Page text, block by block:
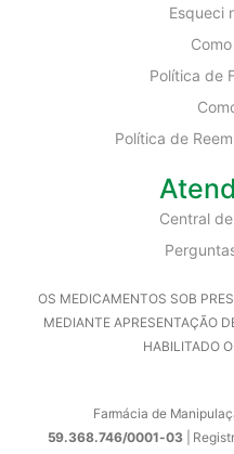
Esqueci
Política de
Política de
Central
OS MEDICAMENTOS SOB
MEDIANTE APRESENTAÇÃO
HABILITADO
Farmácia de
59.368.746/0001-03|